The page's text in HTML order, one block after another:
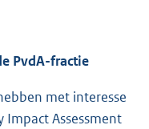
PvdA-fractie
met interesse
Impact Assessment